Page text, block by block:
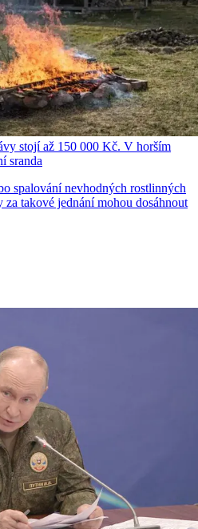
stojí až 150 000 Kč. V horším
sranda
spalování nevhodných rostlinných
za takové jednání mohou dosáhnout